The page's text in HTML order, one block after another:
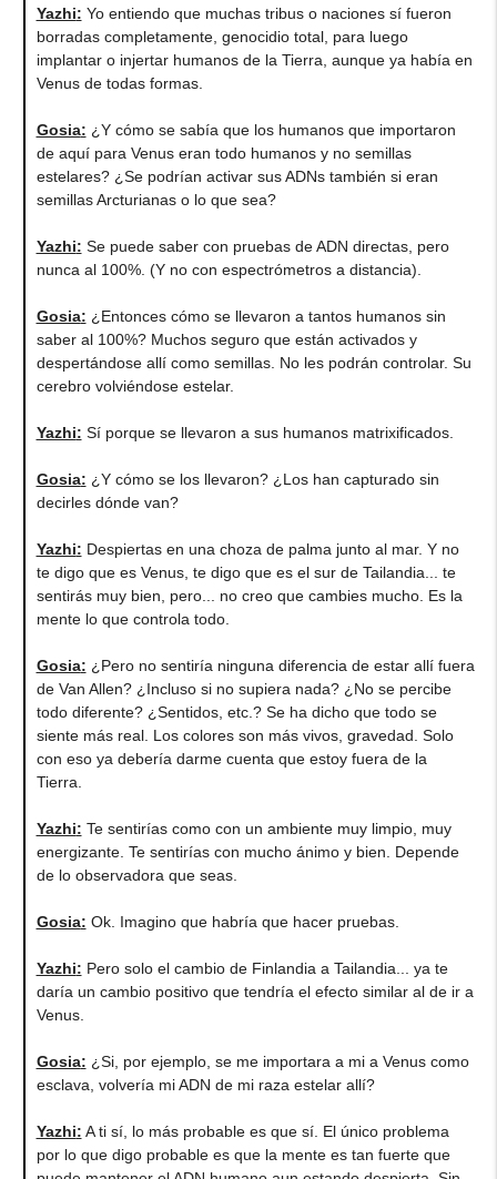
Yazhi: Yo entiendo que muchas tribus o naciones sí fueron
borradas completamente, genocidio total, para luego
implantar o injertar humanos de la Tierra, aunque ya había en
Venus de todas formas.
Gosia: ¿Y cómo se sabía que los humanos que importaron
de aquí para Venus eran todo humanos y no semillas
estelares? ¿Se podrían activar sus ADNs también si eran
semillas Arcturianas o lo que sea?
Yazhi: Se puede saber con pruebas de ADN directas, pero
nunca al 100%. (Y no con espectrómetros a distancia).
Gosia: ¿Entonces cómo se llevaron a tantos humanos sin
saber al 100%? Muchos seguro que están activados y
despertándose allí como semillas. No les podrán controlar. Su
cerebro volviéndose estelar.
Yazhi: Sí porque se llevaron a sus humanos matrixificados.
Gosia: ¿Y cómo se los llevaron? ¿Los han capturado sin
decirles dónde van?
Yazhi: Despiertas en una choza de palma junto al mar. Y no
te digo que es Venus, te digo que es el sur de Tailandia... te
sentirás muy bien, pero... no creo que cambies mucho. Es la
mente lo que controla todo.
Gosia: ¿Pero no sentiría ninguna diferencia de estar allí fuera
de Van Allen? ¿Incluso si no supiera nada? ¿No se percibe
todo diferente? ¿Sentidos, etc.? Se ha dicho que todo se
siente más real. Los colores son más vivos, gravedad. Solo
con eso ya debería darme cuenta que estoy fuera de la
Tierra.
Yazhi: Te sentirías como con un ambiente muy limpio, muy
energizante. Te sentirías con mucho ánimo y bien. Depende
de lo observadora que seas.
Gosia: Ok. Imagino que habría que hacer pruebas.
Yazhi: Pero solo el cambio de Finlandia a Tailandia... ya te
daría un cambio positivo que tendría el efecto similar al de ir a
Venus.
Gosia: ¿Si, por ejemplo, se me importara a mi a Venus como
esclava, volvería mi ADN de mi raza estelar allí?
Yazhi: A ti sí, lo más probable es que sí. El único problema
por lo que digo probable es que la mente es tan fuerte que